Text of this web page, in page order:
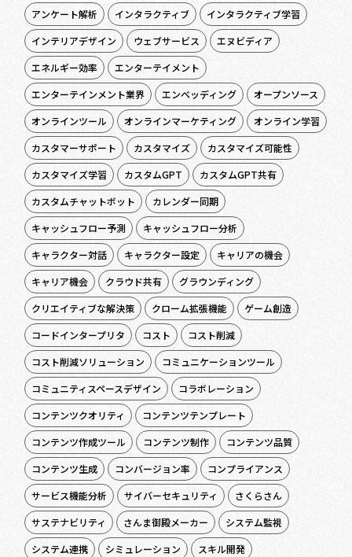
アンケート解析
インタラクティブ
インタラクティブ学習
インテリアデザイン
ウェブサービス
エヌビディア
エネルギー効率
エンターテイメント
エンターテインメント業界
エンベッディング
オープンソース
オンラインツール
オンラインマーケティング
オンライン学習
カスタマーサポート
カスタマイズ
カスタマイズ可能性
カスタマイズ学習
カスタムGPT
カスタムGPT共有
カスタムチャットボット
カレンダー同期
キャッシュフロー予測
キャッシュフロー分析
キャラクター対話
キャラクター設定
キャリアの機会
キャリア機会
クラウド共有
グラウンディング
クリエイティブな解決策
クローム拡張機能
ゲーム創造
コードインタープリタ
コスト
コスト削減
コスト削減ソリューション
コミュニケーションツール
コミュニティスペースデザイン
コラボレーション
コンテンツクオリティ
コンテンツテンプレート
コンテンツ作成ツール
コンテンツ制作
コンテンツ品質
コンテンツ生成
コンバージョン率
コンプライアンス
サービス機能分析
サイバーセキュリティ
さくらさん
サステナビリティ
さんま御殿メーカー
システム監視
システム連携
シミュレーション スキル開発